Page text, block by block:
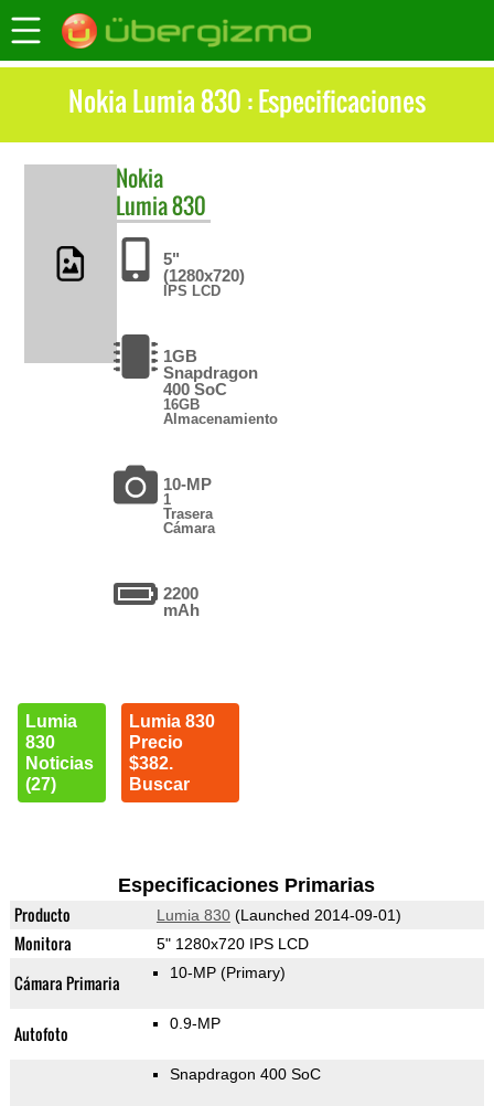
Nokia Lumia 830 : Especificaciones
Nokia
Lumia 830
5"
(1280x720)
IPS LCD
1GB
Snapdragon
400 SoC
16GB
Almacenamiento
10-MP
1
Trasera
Cámara
2200
mAh
Lumia
830
Noticias
(27)
Lumia 830
Precio
$382.
Buscar
Especificaciones Primarias
Producto Lumia 830(Launched 2014-09-01)
Monitora 5" 1280x720 IPS LCD
Cámara Primaria 10-MP (Primary)
Autofoto 0.9-MP
Snapdragon 400 SoC